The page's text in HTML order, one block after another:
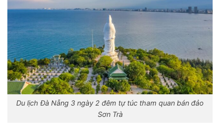
Du lịch Đà Nẵng 3 ngày 2 đêm tự túc tham quan bán đảo
Sơn Trà